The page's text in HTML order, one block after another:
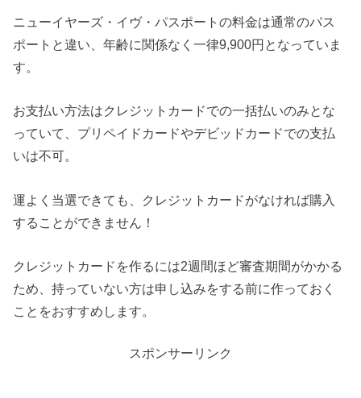
ニューイヤーズ・イヴ・パスポートの料金は通常のパス
ポートと違い、年齢に関係なく一律9,900円となっていま
す。
お支払い方法はクレジットカードでの一括払いのみとな
っていて、プリペイドカードやデビッドカードでの支払
いは不可。
運よく当選できても、クレジットカードがなければ購入
することができません！
クレジットカードを作るには2週間ほど審査期間がかかる
ため、持っていない方は申し込みをする前に作っておく
ことをおすすめします。
スポンサーリンク